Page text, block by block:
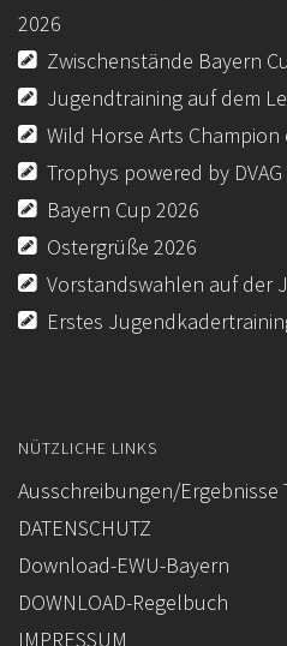
FORMULARE /
REGELBUCH / PATTERN
2026
Zwischenstände Bayern
Jugendtraining auf dem
Wild Horse Arts Champion
Trophys powered by
Bayern Cup 2026
Ostergrüße 2026
Vorstandswahlen auf der
Erstes
NÜTZLICHE LINKS
Ausschreibungen/Ergebnisse
DATENSCHUTZ
Download-EWU-Bayern
DOWNLOAD-Regelbuch
IMPRESSUM